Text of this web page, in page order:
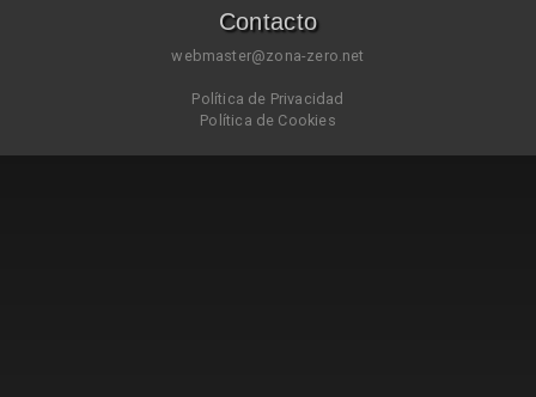
Contacto
webmaster@zona-zero.net
Política de Privacidad
Política de Cookies